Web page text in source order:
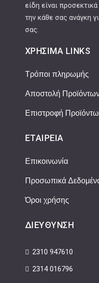
είδη είναι
την κάθε σας ανάγκη
σας.
ΧΡΉΣΙΜΑ LINKS
Τρόποι πληρωμής
Αποστολή
Επιστροφή
ΕΤΑΙΡΕΊΑ
Επικοινωνία
Προσωπικά
Όροι χρήσης
ΔΙΕΎΘΥΝΣΗ
2310 947610
2314 016796